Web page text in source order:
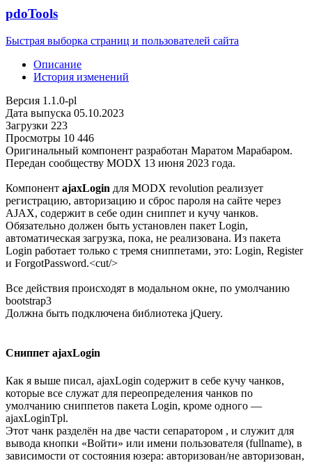
pdoTools
Быстрая выборка страниц и пользователей сайта
Описание
История изменений
Версия 1.1.0-pl
Дата выпуска 05.10.2023
Загрузки 223
Просмотры 10 446
Оригинальный компонент разработан Маратом Марабаром.
Передан сообществу MODX 13 июня 2023 года.
Компонент ajaxLogin для MODX revolution реализует
регистрацию, авторизацию и сброс пароля на сайте через
AJAX, содержит в себе один сниппет и кучу чанков.
Обязательно должен быть установлен пакет Login,
автоматическая загрузка, пока, не реализована. Из пакета
Login работает только с тремя сниппетами, это: Login, Register
и ForgotPassword.<cut/>
Все действия происходят в модальном окне, по умолчанию
bootstrap3
Должна быть подключена библиотека jQuery.
Сниппет ajaxLogin
Как я выше писал, ajaxLogin содержит в себе кучу чанков,
которые все служат для переопределения чанков по
умолчанию сниппетов пакета Login, кроме одного —
ajaxLoginTpl.
Этот чанк разделён на две части сепаратором , и служит для
вывода кнопки «Войти» или имени пользователя (fullname), в
зависимости от состояния юзера: авторизован/не авторизован,